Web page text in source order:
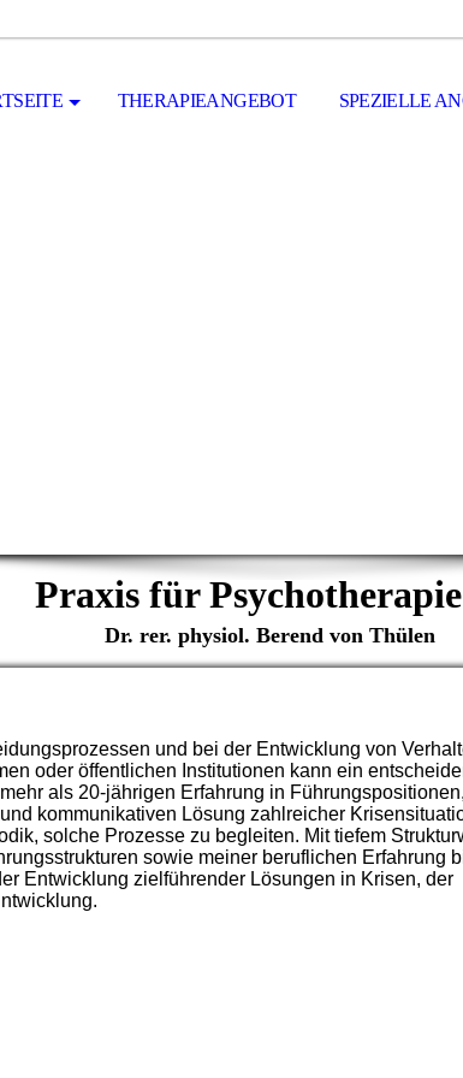
THERAPIEANGEBOT SPEZIELLE
für Psychotherapie
Dr. rer. physiol. Berend von Thülen
und bei der Entwicklung von
oder öffentlichen Institutionen kann ein
als 20-jährigen Erfahrung in
kommunikativen Lösung zahlreicher
solche Prozesse zu begleiten. Mit tiefem
sowie meiner beruflichen Erfahrung
Entwicklung zielführender Lösungen in Krisen, der